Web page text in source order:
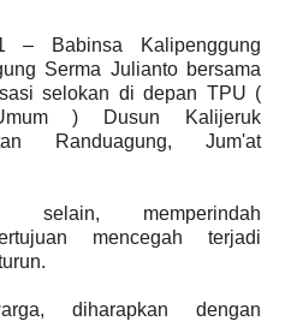
– Babinsa Kalipenggung
Serma Julianto bersama
selokan di depan TPU (
) Dusun Kalijeruk
Randuagung, Jum'at
selain, memperindah
mencegah terjadi
diharapkan dengan